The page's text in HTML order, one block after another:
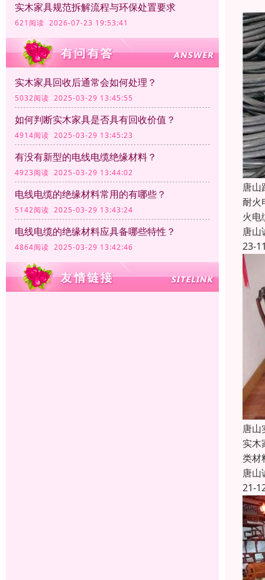
实木家具规范拆解流程与环保处置要求
621阅读 2026-07-23 19:53:41
实木家具回收后通常会如何处理？
5032阅读 2025-03-29 13:45:55
如何判断实木家具是否具有回收价值？
4914阅读 2025-03-29 13:45:23
有没有新型的电线电缆绝缘材料？
4923阅读 2025-03-29 13:44:02
电线电缆的绝缘材料常用的有哪些？
5142阅读 2025-03-29 13:43:24
电线电缆的绝缘材料应具备哪些特性？
4864阅读 2025-03-29 13:42:46
唐山
耐火
火电
唐山
23-
唐山
实木
类材
唐山
21-